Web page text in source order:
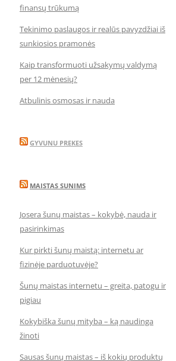
finansų trūkumą
Tekinimo paslaugos ir realūs pavyzdžiai iš
sunkiosios pramonės
Kaip transformuoti užsakymų valdymą
per 12 mėnesių?
Atbulinis osmosas ir nauda
GYVUNU PREKES
MAISTAS SUNIMS
Josera šunų maistas – kokybė, nauda ir
pasirinkimas
Kur pirkti šunų maistą: internetu ar
fizinėje parduotuvėje?
Šunų maistas internetu – greita, patogu ir
pigiau
Kokybiška šunų mityba – ką naudinga
žinoti
Sausas šunų maistas – iš kokių produktų